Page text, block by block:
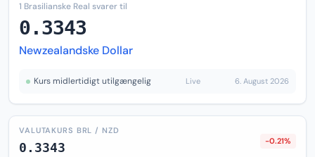
1 Brasilianske Real svarer til
0.3343
Newzealandske Dollar
Kurs midlertidigt utilgængelig Live 6. August 2026
VALUTAKURS BRL / NZD
0.3343 -0.21%